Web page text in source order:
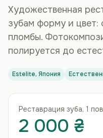
Художественная
зубам форму и цвет:
пломбы.
полируется до
Estelite, Япония
Реставрация зуба, 1
2 000 ₴